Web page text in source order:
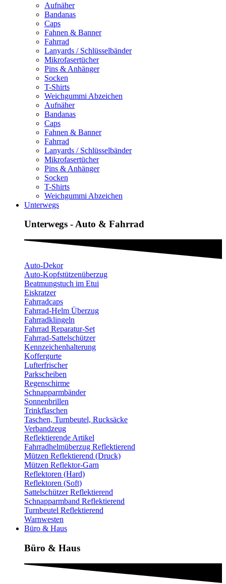
Aufnäher
Bandanas
Caps
Fahnen & Banner
Fahrrad
Lanyards / Schlüsselbänder
Mikrofasertücher
Pins & Anhänger
Socken
T-Shirts
Weichgummi Abzeichen
Aufnäher
Bandanas
Caps
Fahnen & Banner
Fahrrad
Lanyards / Schlüsselbänder
Mikrofasertücher
Pins & Anhänger
Socken
T-Shirts
Weichgummi Abzeichen
Unterwegs
Unterwegs - Auto & Fahrrad
Auto-Dekor
Auto-Kopfstützenüberzug
Beatmungstuch im Etui
Eiskratzer
Fahrradcaps
Fahrrad-Helm Überzug
Fahrradklingeln
Fahrrad Reparatur-Set
Fahrrad-Sattelschützer
Kennzeichenhalterung
Koffergurte
Lufterfrischer
Parkscheiben
Regenschirme
Schnapparmbänder
Sonnenbrillen
Trinkflaschen
Taschen, Turnbeutel, Rucksäcke
Verbandzeug
Reflektierende Artikel
Fahrradhelmüberzug Reflektierend
Mützen Reflektierend (Druck)
Mützen Reflektor-Garn
Reflektoren (Hard)
Reflektoren (Soft)
Sattelschützer Reflektierend
Schnapparmband Reflektierend
Turnbeutel Reflektierend
Warnwesten
Büro & Haus
Büro & Haus